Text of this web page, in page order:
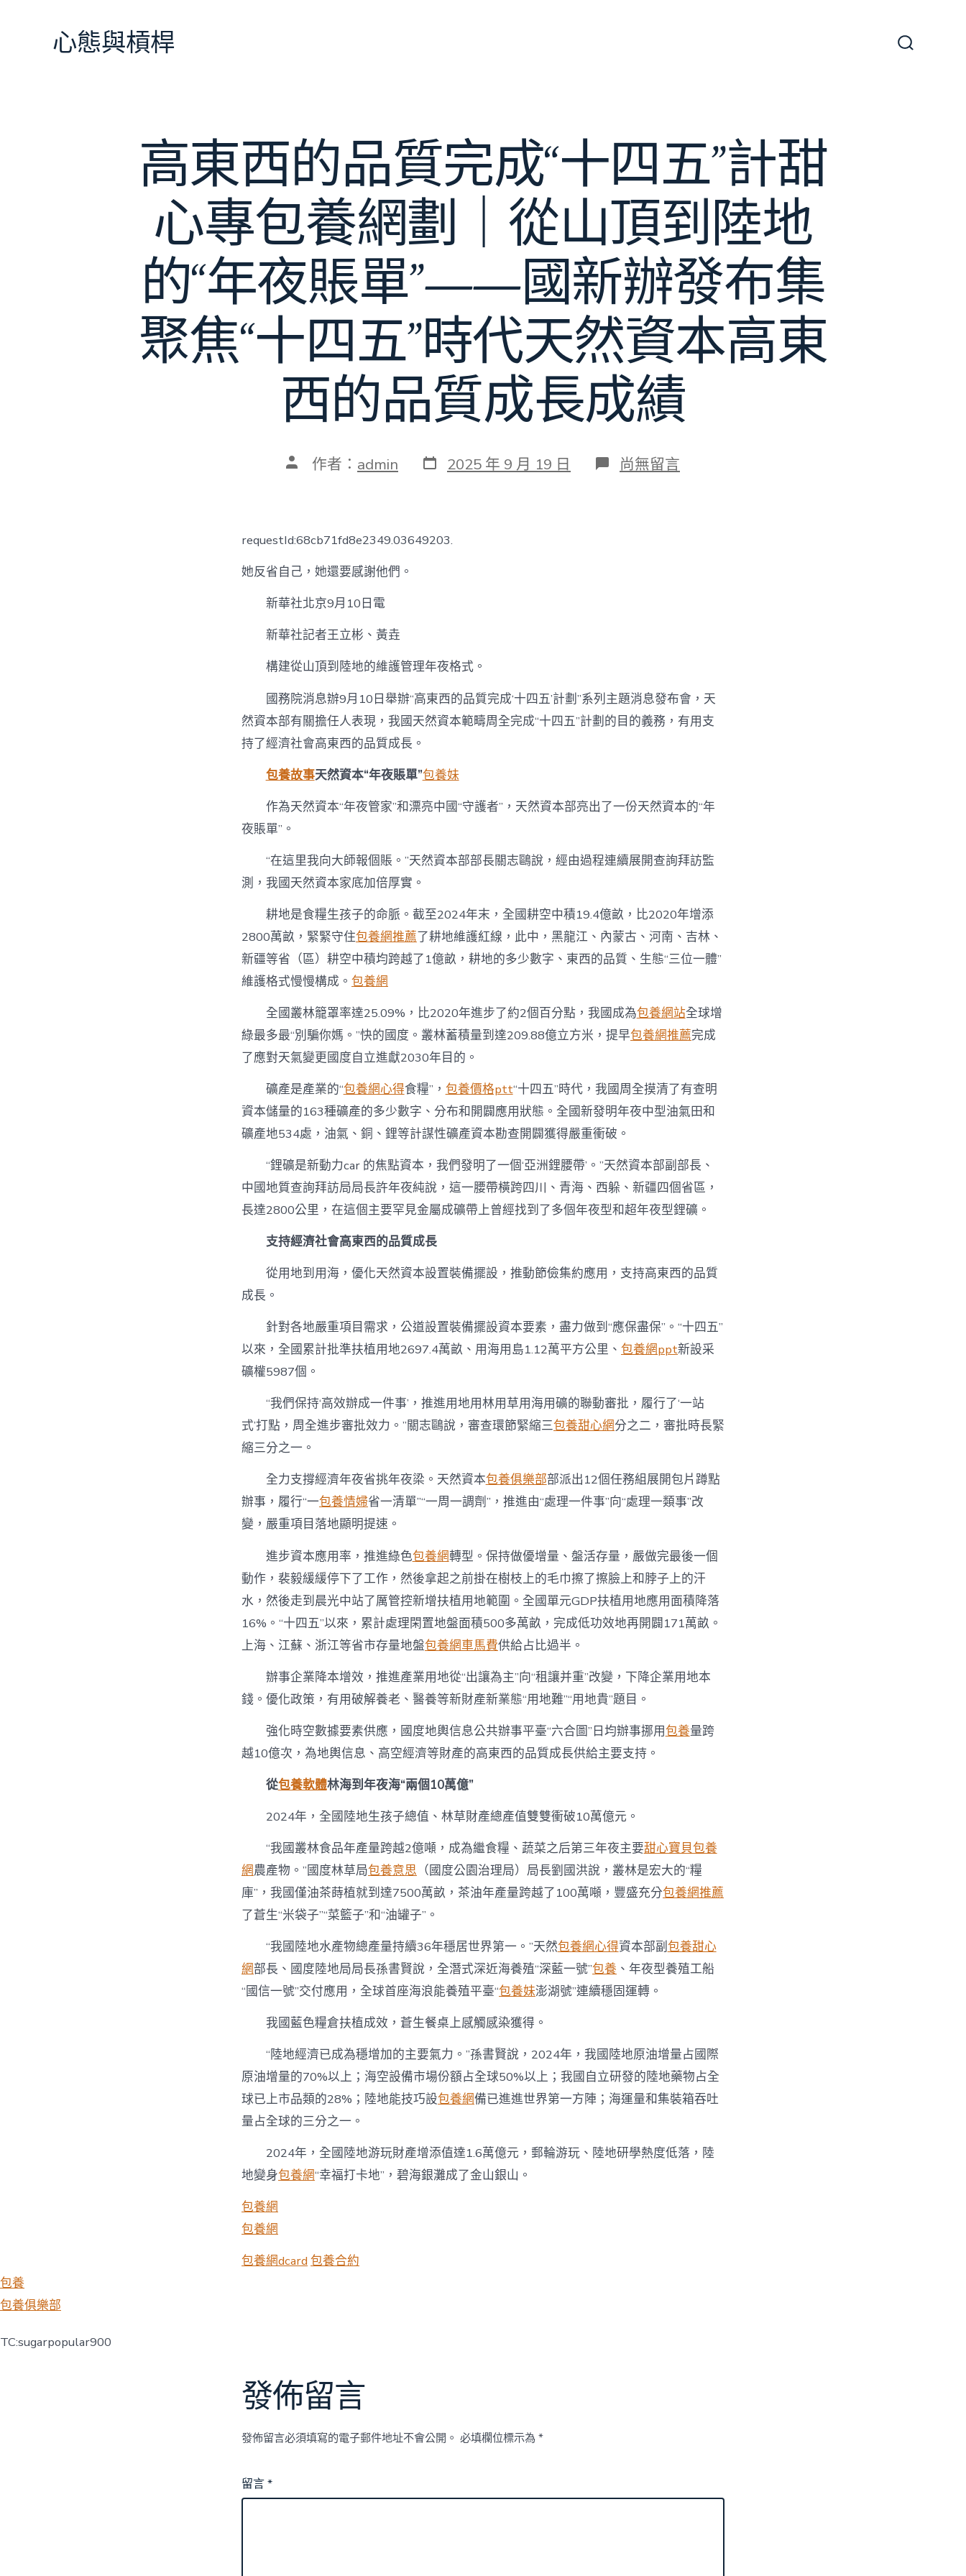
心態與槓桿
高東西的品質完成“十四五”計甜
心專包養網劃｜從山頂到陸地
的“年夜賬單”——國新辦發布集
聚焦“十四五”時代天然資本高東
西的品質成長成績
文 作者： admin 發
表
2025 年 9 月 19 日 在
〈高
包
養
網
到
的
“年
單”
——
國
新
辦
集
聚
焦
五”
時
代
然
本
高
東
西
成
長
中
尚無留言
requestId:68cb71fd8e2349.03649203.
她反省自己，她還要感謝他們。
新華社北京9月10日電
新華社記者王立彬、黃垚
構建從山頂到陸地的維護管理年夜格式。
國務院消息辦9月10日舉辦“高東西的品質完成‘十四五’計劃”系列主題消息發布會，天
然資本部有關擔任人表現，我國天然資本範疇周全完成“十四五”計劃的目的義務，有用支
持了經濟社會高東西的品質成長。
包養故事天然資本“年夜賬單”包養妹
作為天然資本“年夜管家”和漂亮中國“守護者”，天然資本部亮出了一份天然資本的“年
夜賬單”。
“在這里我向大師報個賬。”天然資本部部長關志鷗說，經由過程連續展開查詢拜訪監
測，我國天然資本家底加倍厚實。
耕地是食糧生孩子的命脈。截至2024年末，全國耕空中積19.4億畝，比2020年增添
2800萬畝，緊緊守住包養網推薦了耕地維護紅線，此中，黑龍江、內蒙古、河南、吉林、
新疆等省（區）耕空中積均跨越了1億畝，耕地的多少數字、東西的品質、生態“三位一體”
維護格式慢慢構成。 包養網
全國叢林籠罩率達25.09%，比2020年進步了約2個百分點，我國成為包養網站全球增
綠最多最“別騙你媽。”快的國度。叢林蓄積量到達209.88億立方米，提早包養網推薦完成
了應對天氣變更國度自立進獻2030年目的。
礦產是產業的“包養網心得食糧”， 包養價格ptt“十四五”時代，我國周全摸清了有查明
資本儲量的163種礦產的多少數字、分布和開闢應用狀態。全國新發明年夜中型油氣田和
礦產地534處，油氣、銅、鋰等計謀性礦產資本勘查開闢獲得嚴重衝破。
“鋰礦是新動力car 的焦點資本，我們發明了一個‘亞洲鋰腰帶’。”天然資本部副部長、
中國地質查詢拜訪局局長許年夜純說，這一腰帶橫跨四川、青海、西躲、新疆四個省區，
長達2800公里，在這個主要罕見金屬成礦帶上曾經找到了多個年夜型和超年夜型鋰礦。
支持經濟社會高東西的品質成長
從用地到用海，優化天然資本設置裝備擺設，推動節儉集約應用，支持高東西的品質
成長。
針對各地嚴重項目需求，公道設置裝備擺設資本要素，盡力做到“應保盡保”。“十四五”
以來，全國累計批準扶植用地2697.4萬畝、用海用島1.12萬平方公里、 包養網ppt新設采
礦權5987個。
“我們保持‘高效辦成一件事’，推進用地用林用草用海用礦的聯動審批，履行了‘一站
式’打點，周全進步審批效力。”關志鷗說，審查環節緊縮三包養甜心網分之二，審批時長緊
縮三分之一。
全力支撐經濟年夜省挑年夜梁。天然資本包養俱樂部部派出12個任務組展開包片蹲點
辦事，履行“一包養情婦省一清單”“一周一調劑”，推進由“處理一件事”向“處理一類事”改
變，嚴重項目落地顯明提速。
進步資本應用率，推進綠色包養網轉型。保持做優增量、盤活存量，嚴做完最後一個
動作，裴毅緩緩停下了工作，然後拿起之前掛在樹枝上的毛巾擦了擦臉上和脖子上的汗
水，然後走到晨光中站了厲管控新增扶植用地範圍。全國單元GDP扶植用地應用面積降落
16%。“十四五”以來，累計處理閑置地盤面積500多萬畝，完成低功效地再開闢171萬畝。
上海、江蘇、浙江等省市存量地盤包養網車馬費供給占比過半。
辦事企業降本增效，推進產業用地從“出讓為主”向“租讓并重”改變，下降企業用地本
錢。優化政策，有用破解養老、醫養等新財產新業態“用地難”“用地貴”題目。
強化時空數據要素供應，國度地輿信息公共辦事平臺“六合圖”日均辦事挪用包養量跨
越10億次，為地輿信息、高空經濟等財產的高東西的品質成長供給主要支持。
從包養軟體林海到年夜海“兩個10萬億”
2024年，全國陸地生孩子總值、林草財產總產值雙雙衝破10萬億元。
“我國叢林食品年產量跨越2億噸，成為繼食糧、蔬菜之后第三年夜主要甜心寶貝包養
網農產物。”國度林草局包養意思 （國度公園治理局）局長劉國洪說，叢林是宏大的“糧
庫”，我國僅油茶蒔植就到達7500萬畝，茶油年產量跨越了100萬噸，豐盛充分包養網推薦
了蒼生“米袋子”“菜籃子”和“油罐子”。
“我國陸地水產物總產量持續36年穩居世界第一。”天然包養網心得資本部副包養甜心
網部長、國度陸地局局長孫書賢說，全潛式深近海養殖“深藍一號”包養 、年夜型養殖工船
“國信一號”交付應用，全球首座海浪能養殖平臺“包養妹澎湖號”連續穩固運轉。
我國藍色糧倉扶植成效，蒼生餐桌上感觸感染獲得。
“陸地經濟已成為穩增加的主要氣力。”孫書賢說，2024年，我國陸地原油增量占國際
原油增量的70%以上；海空設備市場份額占全球50%以上；我國自立研發的陸地藥物占全
球已上市品類的28%；陸地能技巧設包養網備已進進世界第一方陣；海運量和集裝箱吞吐
量占全球的三分之一。
2024年，全國陸地游玩財產增添值達1.6萬億元，郵輪游玩、陸地研學熱度低落，陸
地變身包養網“幸福打卡地”，碧海銀灘成了金山銀山。
包養網
包養網
包養網dcard 包養合約
包養
包養俱樂部
TC:sugarpopular900
發佈留言
發佈留言必須填寫的電子郵件地址不會公開。 必填欄位標示為 *
留言*